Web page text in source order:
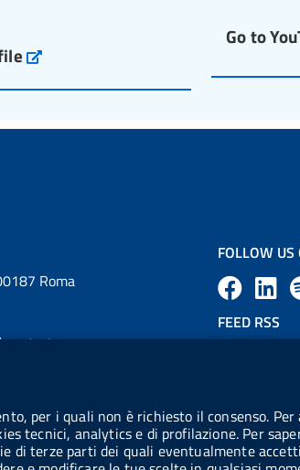
ai #farmaci orfani rimborsati
aifa_ufficiale
Go to
per i quali non è richiesto il consenso.
tecnici, analytics e di profilazione. Per
di terze parti dei quali eventualmente
Roma
contacts
FOLLOW US
F
a
b
L
e
FEED RSS
e
Cookie